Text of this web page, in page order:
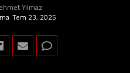
Yılmaz
Tem 23, 2025